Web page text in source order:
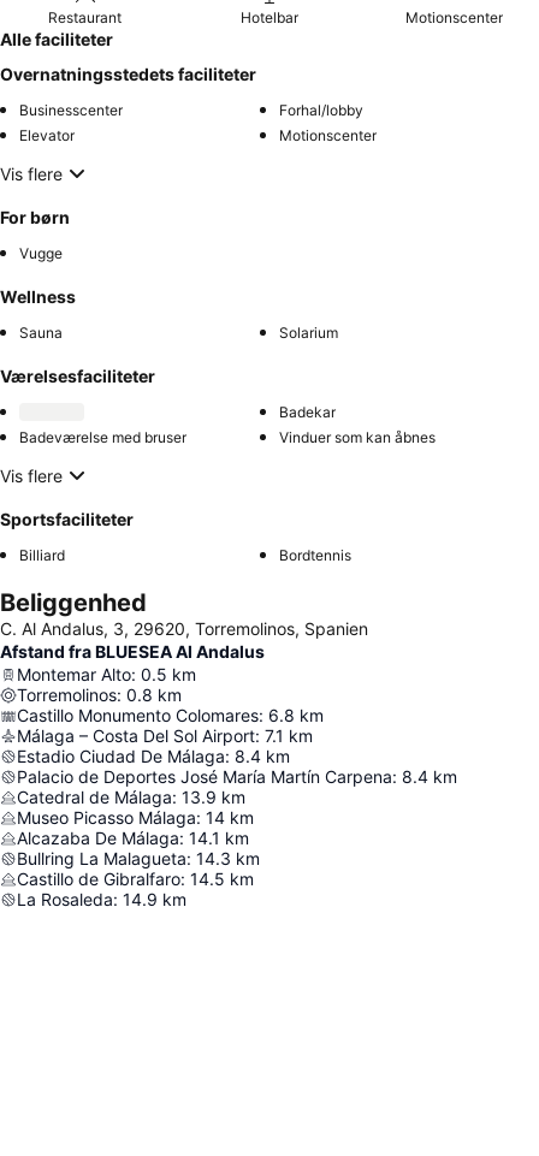
Restaurant Hotelbar Motionscenter
Alle faciliteter
Overnatningsstedets faciliteter
Businesscenter
Forhal/lobby
Elevator
Motionscenter
Vis flere
For børn
Vugge
Wellness
Sauna Solarium
Værelsesfaciliteter
Badekar
Badeværelse med bruser
Vinduer som kan åbnes
Vis flere
Sportsfaciliteter
Billiard Bordtennis
Beliggenhed
C. Al Andalus, 3, 29620, Torremolinos, Spanien
Afstand fra BLUESEA Al Andalus
Montemar Alto: 0.5 km
Torremolinos: 0.8 km
Castillo Monumento Colomares: 6.8 km
Málaga – Costa Del Sol Airport: 7.1 km
Estadio Ciudad De Málaga: 8.4 km
Palacio de Deportes José María Martín Carpena: 8.4 km
Catedral de Málaga: 13.9 km
Museo Picasso Málaga: 14 km
Alcazaba De Málaga: 14.1 km
Bullring La Malagueta: 14.3 km
Castillo de Gibralfaro: 14.5 km
La Rosaleda: 14.9 km